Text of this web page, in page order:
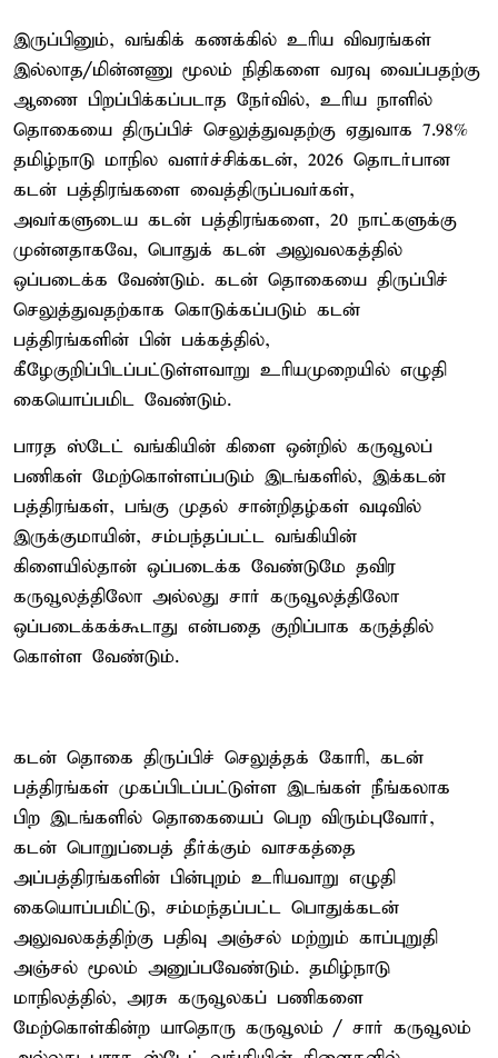
இருப்பினும், வங்கிக் கணக்கில் உரிய விவரங்கள்
இல்லாத/மின்னணு மூலம் நிதிகளை வரவு வைப்பதற்கு
ஆணை பிறப்பிக்கப்படாத நேர்வில், உரிய நாளில்
தொகையை திருப்பிச் செலுத்துவதற்கு ஏதுவாக 7.98%
தமிழ்நாடு மாநில வளர்ச்சிக்கடன், 2026 தொடர்பான
கடன் பத்திரங்களை வைத்திருப்பவர்கள்,
அவர்களுடைய கடன் பத்திரங்களை, 20 நாட்களுக்கு
முன்னதாகவே, பொதுக் கடன் அலுவலகத்தில்
ஒப்படைக்க வேண்டும். கடன் தொகையை திருப்பிச்
செலுத்துவதற்காக கொடுக்கப்படும் கடன்
பத்திரங்களின் பின் பக்கத்தில்,
கீழேகுறிப்பிடப்பட்டுள்ளவாறு உரியமுறையில் எழுதி
கையொப்பமிட வேண்டும்.
பாரத ஸ்டேட் வங்கியின் கிளை ஒன்றில் கருவூலப்
பணிகள் மேற்கொள்ளப்படும் இடங்களில், இக்கடன்
பத்திரங்கள், பங்கு முதல் சான்றிதழ்கள் வடிவில்
இருக்குமாயின், சம்பந்தப்பட்ட வங்கியின்
கிளையில்தான் ஒப்படைக்க வேண்டுமே தவிர
கருவூலத்திலோ அல்லது சார் கருவூலத்திலோ
ஒப்படைக்கக்கூடாது என்பதை குறிப்பாக கருத்தில்
கொள்ள வேண்டும்.
கடன் தொகை திருப்பிச் செலுத்தக் கோரி, கடன்
பத்திரங்கள் முகப்பிடப்பட்டுள்ள இடங்கள் நீங்கலாக
பிற இடங்களில் தொகையைப் பெற விரும்புவோர்,
கடன் பொறுப்பைத் தீர்க்கும் வாசகத்தை
அப்பத்திரங்களின் பின்புறம் உரியவாறு எழுதி
கையொப்பமிட்டு, சம்மந்தப்பட்ட பொதுக்கடன்
அலுவலகத்திற்கு பதிவு அஞ்சல் மற்றும் காப்புறுதி
அஞ்சல் மூலம் அனுப்பவேண்டும். தமிழ்நாடு
மாநிலத்தில், அரசு கருவூலகப் பணிகளை
மேற்கொள்கின்ற யாதொரு கருவூலம் / சார் கருவூலம்